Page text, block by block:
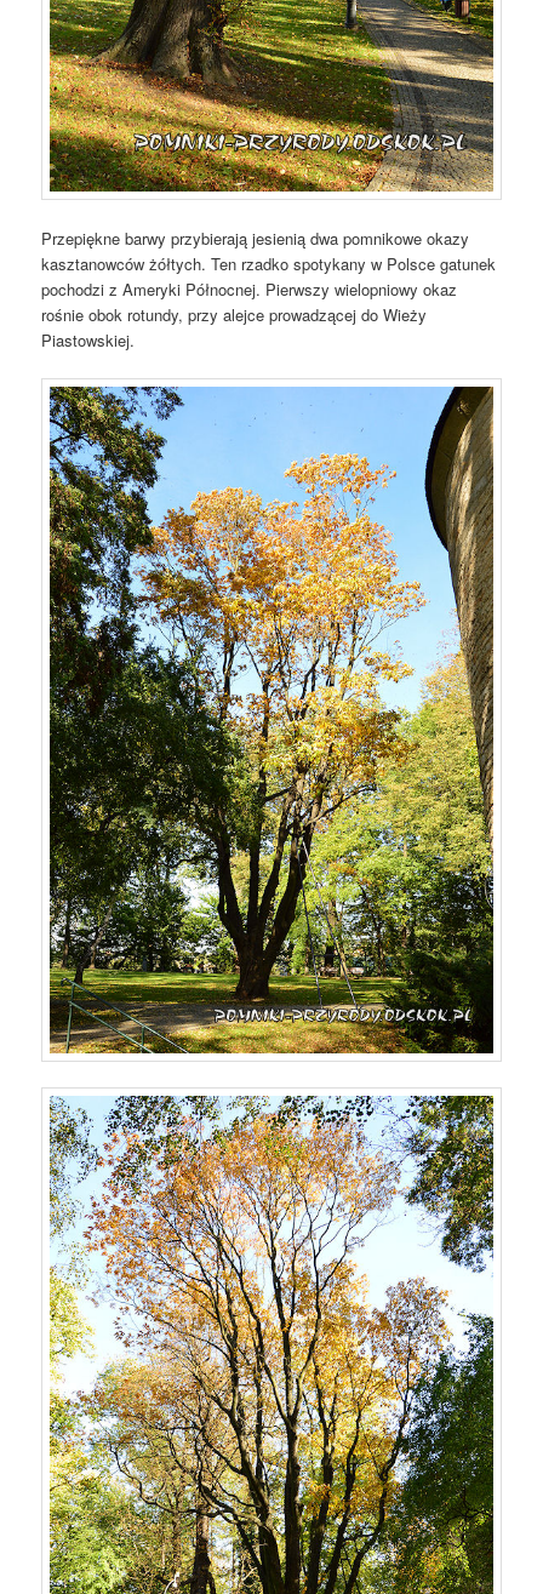
Przepiękne barwy przybierają jesienią dwa pomnikowe okazy
kasztanowców żółtych. Ten rzadko spotykany w Polsce gatunek
pochodzi z Ameryki Północnej. Pierwszy wielopniowy okaz
rośnie obok rotundy, przy alejce prowadzącej do Wieży
Piastowskiej.